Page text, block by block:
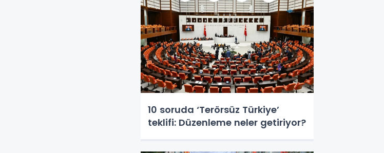
10 soruda ‘Terörsüz Türkiye’
teklifi: Düzenleme neler getiriyor?